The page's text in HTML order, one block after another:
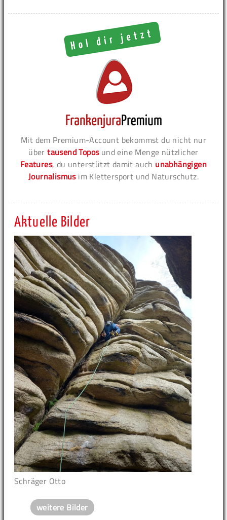
Mit dem Premium-Account bekommst du nicht nur
übertausend Toposund eine Menge nützlicher
Features, du unterstützt damit auch unabhängigen
Journalismusim Klettersport und Naturschutz.
Aktuelle Bilder
Schräger Otto
weitere Bilder